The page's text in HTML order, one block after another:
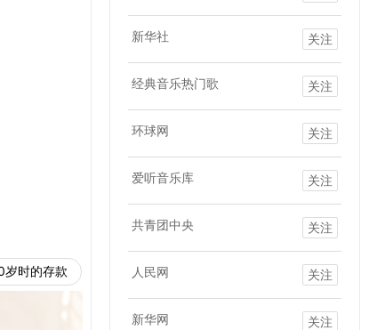
新华社 关注
经典音乐热门歌 关注
环球网 关注
爱听音乐库 关注
共青团中央 关注
人民网 关注
新华网 关注
岁时的存款